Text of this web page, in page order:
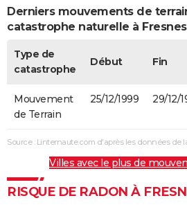
Derniers mouvements de
catastrophe naturelle à Fresnes
Type de
catastrophe
Début Fin
Mouvement
de Terrain
25/12/1999 29/12/
Source : Linternaute.com d'après les données de
Villes avec le plus de
RISQUE DE RADON À